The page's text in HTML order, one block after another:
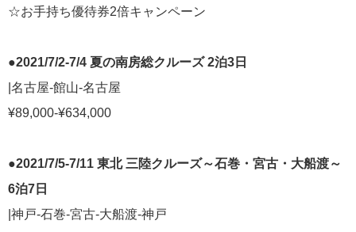
☆お手持ち優待券2倍キャンペーン
●2021/7/2-7/4 夏の南房総クルーズ 2泊3日
|名古屋-館山-名古屋
¥89,000-¥634,000
●2021/7/5-7/11 東北 三陸クルーズ～石巻・宮古・大船渡～
6泊7日
|神戸-石巻-宮古-大船渡-神戸